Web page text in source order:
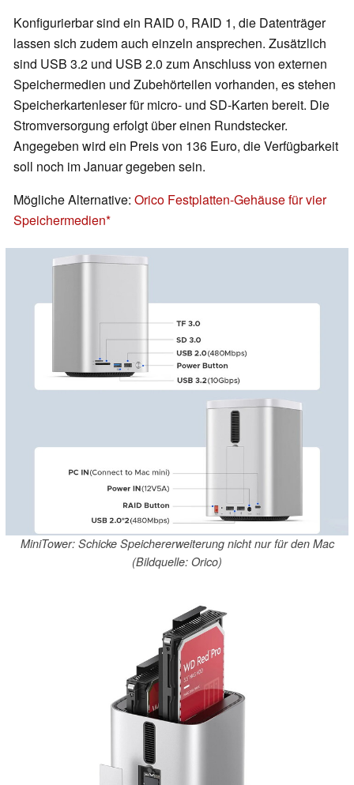
Konfigurierbar sind ein RAID 0, RAID 1, die Datenträger
lassen sich zudem auch einzeln ansprechen. Zusätzlich
sind USB 3.2 und USB 2.0 zum Anschluss von externen
Speichermedien und Zubehörteilen vorhanden, es stehen
Speicherkartenleser für micro- und SD-Karten bereit. Die
Stromversorgung erfolgt über einen Rundstecker.
Angegeben wird ein Preis von 136 Euro, die Verfügbarkeit
soll noch im Januar gegeben sein.
Mögliche Alternative: Orico Festplatten-Gehäuse für vier
Speichermedien
MiniTower: Schicke Speichererweiterung nicht nur für den Mac
(Bildquelle: Orico)